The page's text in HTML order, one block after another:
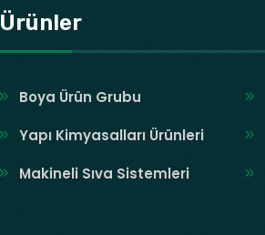
Ürünler
Boya Ürün Grubu
Yapı Kimyasalları Ürünleri
Makineli Sıva Sistemleri